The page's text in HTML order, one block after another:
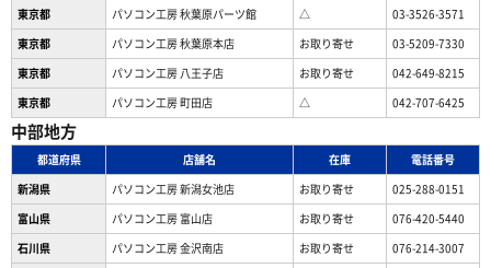
東京都
パソコン工房 秋葉原パーツ館 △
03-3526-3571
東京都
パソコン工房 秋葉原本店 お取り寄せ
03-5209-7330
東京都
パソコン工房 八王子店 お取り寄せ
042-649-8215
東京都
パソコン工房 町田店 △ 042-707-6425
中部地方
都道府県 店舗名 在庫
電話番号
新潟県
パソコン工房 新潟女池店 お取り寄せ
025-288-0151
富山県
パソコン工房 富山店 お取り寄せ
076-420-5440
石川県
パソコン工房 金沢南店 お取り寄せ
076-214-3007